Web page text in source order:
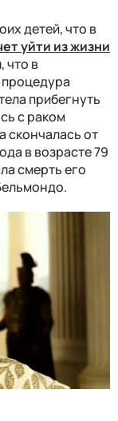
детей, что в
уйти из жизни
что в
процедура
прибегнуть
с раком
скончалась от
в возрасте 79
смерть его